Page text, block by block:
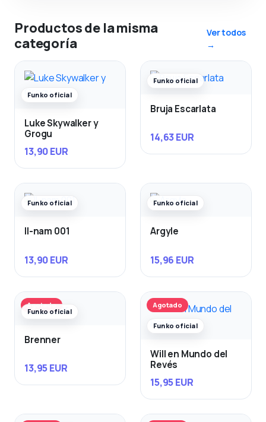
Productos de la misma
categoría
Ver todos
→
Funko oficial
Luke Skywalker y
Grogu
13,90 EUR
Funko oficial
Bruja Escarlata
14,63 EUR
Funko oficial
Il-nam 001
13,90 EUR
Funko oficial
Argyle
15,96 EUR
Agotado
Funko oficial
Brenner
13,95 EUR
Agotado
Funko oficial
Will en Mundo del
Revés
15,95 EUR